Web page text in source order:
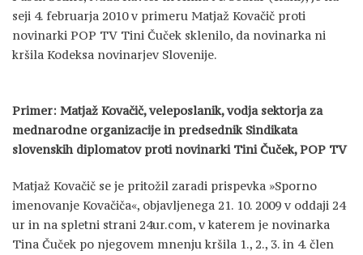
seji 4. februarja 2010 v primeru Matjaž Kovačič proti
novinarki POP TV Tini Čuček sklenilo, da novinarka ni
kršila Kodeksa novinarjev Slovenije.
Primer: Matjaž Kovačič, veleposlanik, vodja sektorja za
mednarodne organizacije in predsednik Sindikata
slovenskih diplomatov proti novinarki Tini Čuček, POP TV
Matjaž Kovačič se je pritožil zaradi prispevka »Sporno
imenovanje Kovačiča«, objavljenega 21. 10. 2009 v oddaji 24
ur in na spletni strani 24ur.com, v katerem je novinarka
Tina Čuček po njegovem mnenju kršila 1., 2., 3. in 4. člen